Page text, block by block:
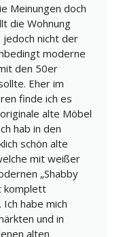
Meinungen doch
die Wohnung
jedoch nicht der
moderne
den 50er
Eher im
finde ich es
alte Möbel
hab in den
schön alte
mit weißer
„Shabby
komplett
habe mich
und in
alten